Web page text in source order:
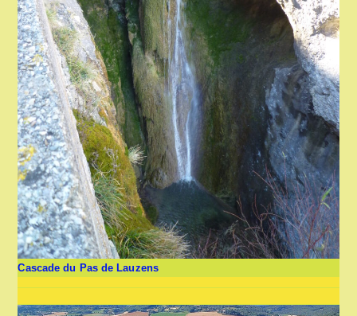
Cascade du Pas de Lauzens